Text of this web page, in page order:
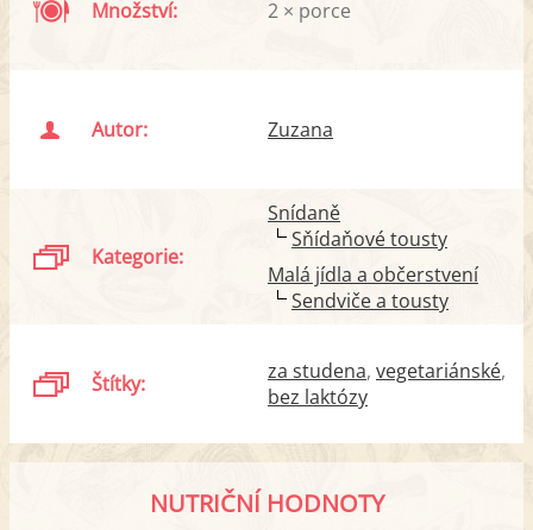
Množství: 2 × porce
Autor: Zuzana
Kategorie:
Snídaně
Sňídaňové tousty
Malá jídla a občerstvení
Sendviče a tousty
Štítky: za studena vegetariánské
bez laktózy
NUTRIČNÍ HODNOTY